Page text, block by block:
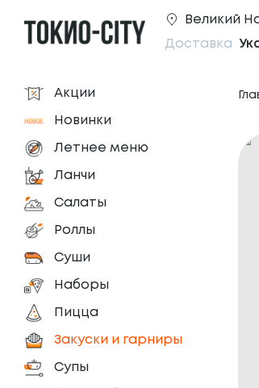
Великий
Доставка
Акции
Новинки
Летнее меню
Ланчи
Салаты
Роллы
Суши
Наборы
Пицца
Закуски и гарниры
Супы